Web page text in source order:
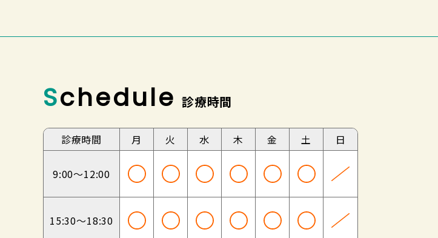
Schedule 診療時間
診療時間 月 火 水 木 金 土 日
9:00～12:00
15:30～18:30